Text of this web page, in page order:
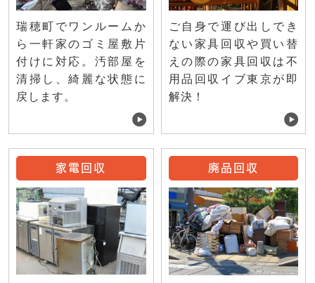
瑞穂町でワンルームか
ら一軒家のゴミ屋敷片
付けに対応。汚部屋を
清掃し、綺麗な状態に
戻します。
ご自身で運び出しでき
ない家具回収や買い替
えの際の家具回収は不
用品回収イブ東京が即
解決！
家電回収 廃品回収